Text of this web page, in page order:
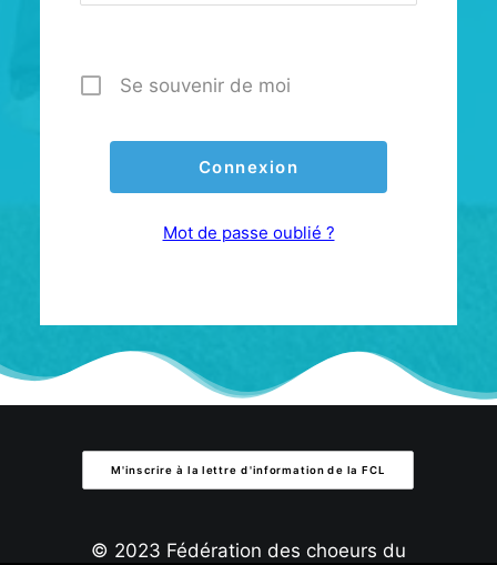
Se souvenir de moi
Mot de passe oublié ?
M'inscrire à la lettre d'information de la FCL
© 2023 Fédération des choeurs du